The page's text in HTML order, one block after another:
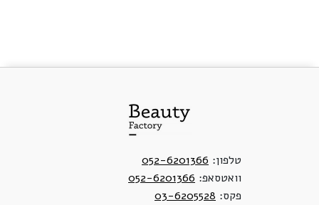
טלפון: 052-6201366
וואטסאפ: 052-6201366
פקס: 03-6205528